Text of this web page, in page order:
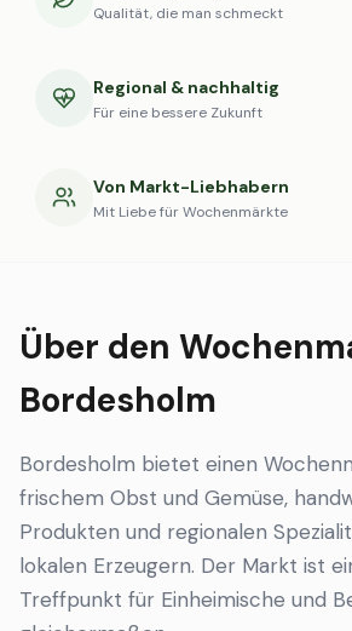
Qualität, die man schmeckt
Regional & nachhaltig
Für eine bessere Zukunft
Von Markt-Liebhabern
Mit Liebe für Wochenmärkte
Über den
Bordesholm
Bordesholm bietet einen
frischem Obst und Gemüse,
Produkten und regionalen
lokalen Erzeugern. Der Markt ist
Treffpunkt für Einheimische und